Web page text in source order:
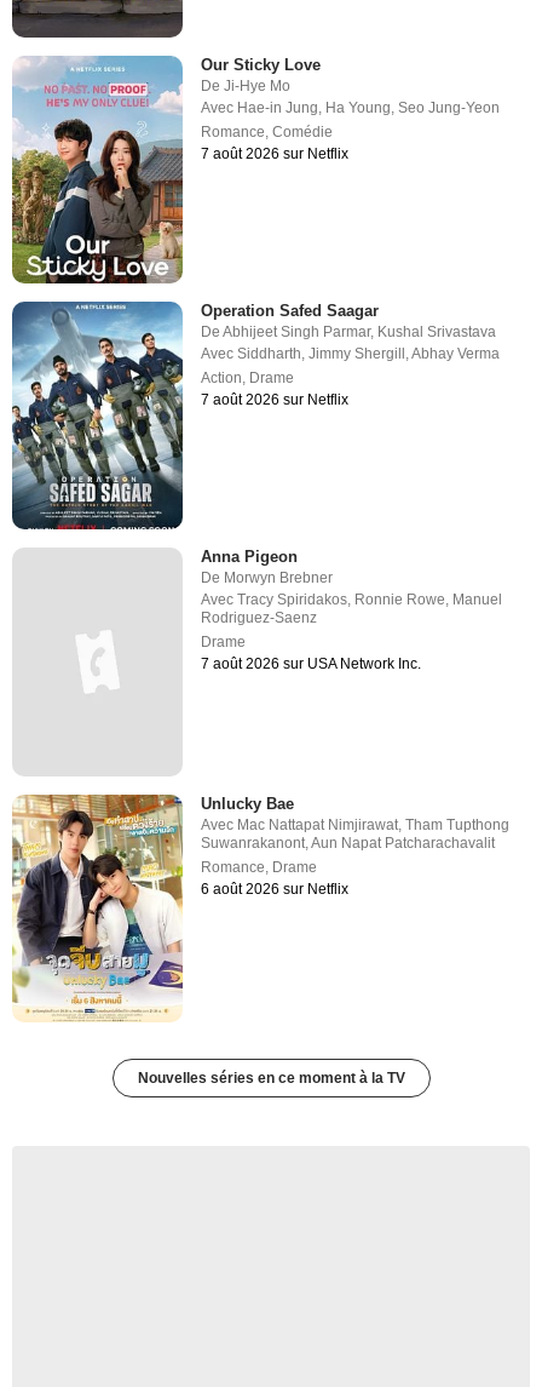
Our Sticky Love
DeJi-Hye Mo
Avec Hae-in Jung Ha Young ,Seo Jung-Yeon
Romance ,Comédie
7 août 2026 sur Netflix
Operation Safed Saagar
DeAbhijeet Singh Parmar, Kushal Srivastava
AvecSiddharth,Jimmy Shergill ,Abhay Verma
Action, Drame
7 août 2026 sur Netflix
Anna Pigeon
De Morwyn Brebner
AvecTracy Spiridakos, Ronnie Rowe, Manuel
Rodriguez-Saenz
Drame
7 août 2026 sur USA Network Inc.
Unlucky Bae
Avec Mac Nattapat Nimjirawat ,Tham Tupthong
Suwanrakanont ,Aun Napat Patcharachavalit
Romance Drame
6 août 2026 sur Netflix
Nouvelles séries en ce moment à la TV